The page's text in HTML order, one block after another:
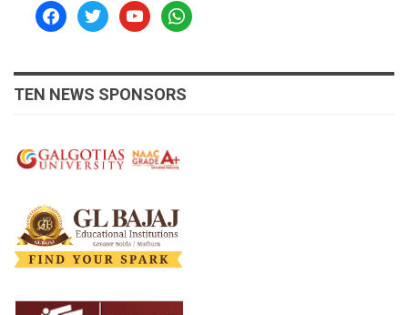
facebooktwitteryoutubewhatsapp
TEN NEWS SPONSORS